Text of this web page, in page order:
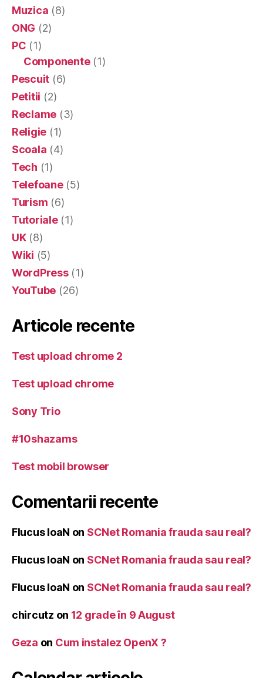
Muzica (8)
ONG (2)
PC (1)
Componente(1)
Pescuit (6)
Petitii (2)
Reclame (3)
Religie (1)
Scoala (4)
Tech (1)
Telefoane(5)
Turism (6)
Tutoriale(1)
UK(8)
Wiki (5)
WordPress(1)
YouTube (26)
Articole recente
Test upload chrome 2
Test upload chrome
Sony Trio
#10shazams
Test mobil browser
Comentarii recente
Flucus IoaN on SCNet Romania frauda sau real?
Flucus IoaN on SCNet Romania frauda sau real?
Flucus IoaN on SCNet Romania frauda sau real?
chircutz on 12 grade în 9 August
Geza on Cum instalez OpenX ?